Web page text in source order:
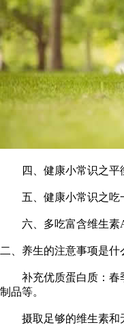
四、健康小常识之平衡
五、健康小常识之吃一
六、多吃富含维生素A
二、养生的注意事项是什
补充优质蛋白质：春季
制品等。
摄取足够的维生素和无